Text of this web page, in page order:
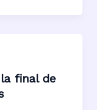
final de